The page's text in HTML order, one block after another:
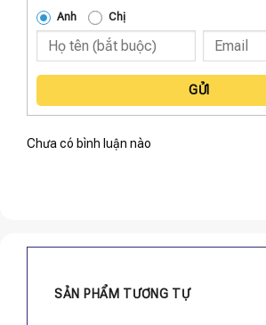
Anh Chị
GỬI
Chưa có bình luận nào
SẢN PHẨM TƯƠNG TỰ